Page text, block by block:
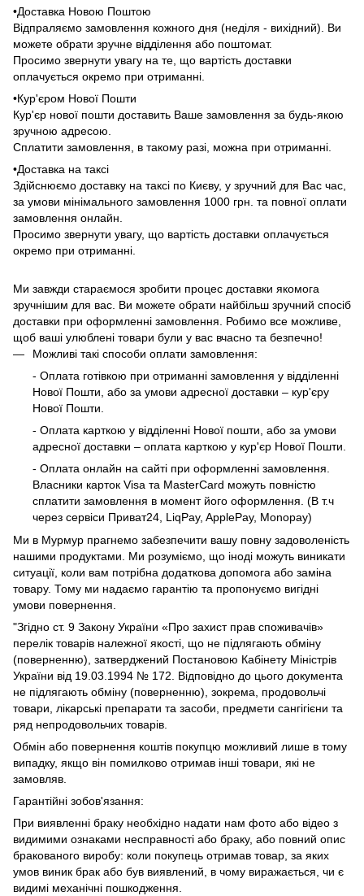
•Доставка Новою Поштою
Відпраляємо замовлення кожного дня (неділя - вихідний). Ви
можете обрати зручне відділення або поштомат.
Просимо звернути увагу на те, що вартість доставки
оплачується окремо при отриманні.
•Кур'єром Нової Пошти
Кур'єр нової пошти доставить Ваше замовлення за будь-якою
зручною адресою.
Сплатити замовлення, в такому разі, можна при отриманні.
•Доставка на таксі
Здійснюємо доставку на таксі по Києву, у зручний для Вас час,
за умови мінімального замовлення 1000 грн. та повної оплати
замовлення онлайн.
Просимо звернути увагу, що вартість доставки оплачується
окремо при отриманні.
Ми завжди стараємося зробити процес доставки якомога
зручнішим для вас. Ви можете обрати найбільш зручний спосіб
доставки при оформленні замовлення. Робимо все можливе,
щоб ваші улюблені товари були у вас вчасно та безпечно!
Можливі такі способи оплати замовлення:
- Оплата готівкою при отриманні замовлення у відділенні
Нової Пошти, або за умови адресної доставки – кур'єру
Нової Пошти.
- Оплата карткою у відділенні Нової пошти, або за умови
адресної доставки – оплата карткою у кур'єр Нової Пошти.
- Оплата онлайн на сайті при оформленні замовлення.
Власники карток Visa та MasterCard можуть повністю
сплатити замовлення в момент його оформлення. (В т.ч
через сервіси Приват24, LiqPay, ApplePay, Monopay)
Ми в Мурмур прагнемо забезпечити вашу повну задоволеність
нашими продуктами. Ми розуміємо, що іноді можуть виникати
ситуації, коли вам потрібна додаткова допомога або заміна
товару. Тому ми надаємо гарантію та пропонуємо вигідні
умови повернення.
"Згідно ст. 9 Закону України «Про захист прав споживачів»
перелік товарів належної якості, що не підлягають обміну
(поверненню), затверджений Постановою Кабінету Міністрів
України від 19.03.1994 № 172. Відповідно до цього документа
не підлягають обміну (поверненню), зокрема, продовольчі
товари, лікарські препарати та засоби, предмети сангігієни та
ряд непродовольчих товарів.
Обмін або повернення коштів покупцю можливий лише в тому
випадку, якщо він помилково отримав інші товари, які не
замовляв.
Гарантійні зобов'язання:
При виявленні браку необхідно надати нам фото або відео з
видимими ознаками несправності або браку, або повний опис
бракованого виробу: коли покупець отримав товар, за яких
умов виник брак або був виявлений, в чому виражається, чи є
видимі механічні пошкодження.